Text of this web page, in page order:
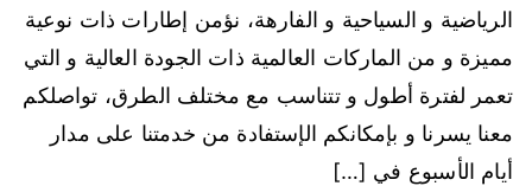
الرياضية و السياحية و الفارهة، نؤمن إطارات ذات نوعية
مميزة و من الماركات العالمية ذات الجودة العالية و التي
تعمر لفترة أطول و تتناسب مع مختلف الطرق، تواصلكم
معنا يسرنا و بإمكانكم الإستفادة من خدمتنا على مدار
أيام الأسبوع في […]